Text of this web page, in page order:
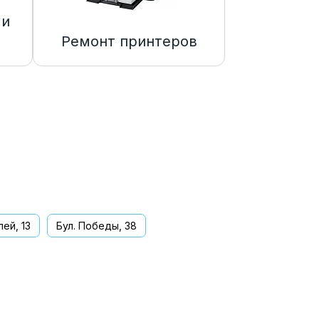
Ремонт принтеров
13 Бул. Победы, 38